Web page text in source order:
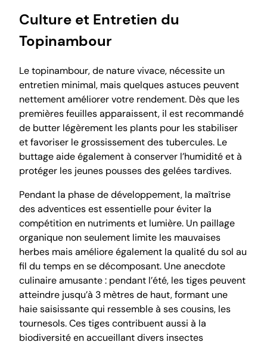
Culture et Entretien du
Topinambour
Le topinambour, de nature vivace, nécessite un
entretien minimal, mais quelques astuces peuvent
nettement améliorer votre rendement. Dès que les
premières feuilles apparaissent, il est recommandé
de butter légèrement les plants pour les stabiliser
et favoriser le grossissement des tubercules. Le
buttage aide également à conserver l’humidité et à
protéger les jeunes pousses des gelées tardives.
Pendant la phase de développement, la maîtrise
des adventices est essentielle pour éviter la
compétition en nutriments et lumière. Un paillage
organique non seulement limite les mauvaises
herbes mais améliore également la qualité du sol au
fil du temps en se décomposant. Une anecdote
culinaire amusante : pendant l’été, les tiges peuvent
atteindre jusqu’à 3 mètres de haut, formant une
haie saisissante qui ressemble à ses cousins, les
tournesols. Ces tiges contribuent aussi à la
biodiversité en accueillant divers insectes